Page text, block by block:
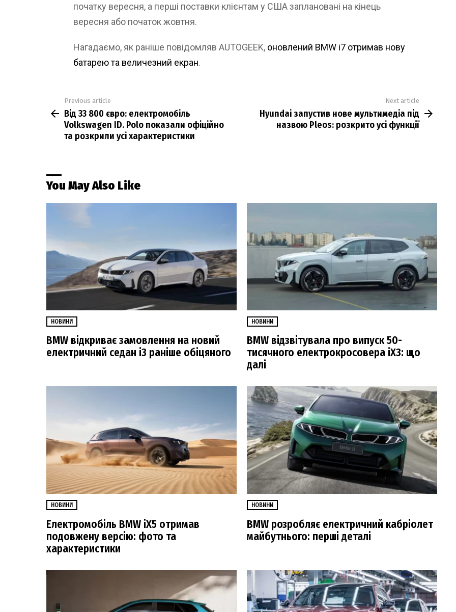
початку вересня, а перші поставки клієнтам у США заплановані на кінець
вересня або початок жовтня.
Нагадаємо, як раніше повідомляв AUTOGEEK, оновлений BMW i7 отримав нову
батарею та величезний екран.
more
Previous article
Від 33 800 євро: електромобіль
Volkswagen ID. Polo показали офіційно
та розкрили усі характеристики
Next article
Hyundai запустив нове мультимедіа під
назвою Pleos: розкрито усі функції
You May Also Like
НОВИНИ
BMW відкриває замовлення на новий
електричний седан i3 раніше обіцяного
НОВИНИ
BMW відзвітувала про випуск 50-
тисячного електрокросовера iX3: що
далі
НОВИНИ
Електромобіль BMW iX5 отримав
подовжену версію: фото та
характеристики
НОВИНИ
BMW розробляє електричний кабріолет
майбутнього: перші деталі